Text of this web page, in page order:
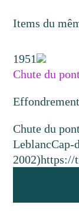
Items du
1951
Chute du
Chute du
LeblancCap-
2002)https://